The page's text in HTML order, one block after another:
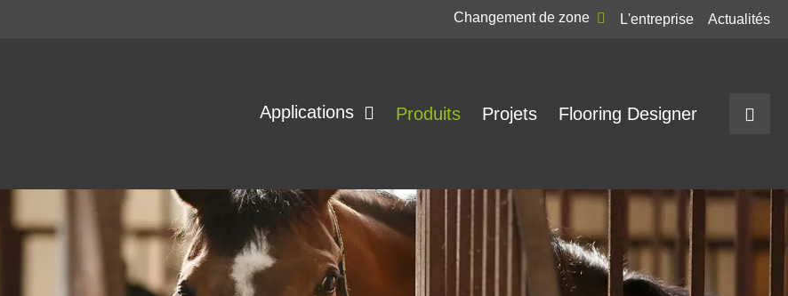
Changement de zone L'entreprise Actualités
Applications Produits Projets Flooring Designer